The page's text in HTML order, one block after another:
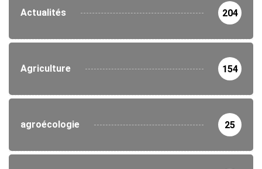
Actualités 204
Agriculture 154
agroécologie 25